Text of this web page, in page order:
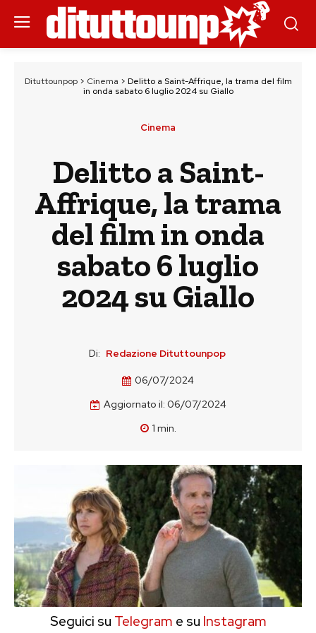
Dituttounpop> Cinema > Delitto a Saint-Affrique, la trama del film
in onda sabato 6 luglio 2024 su Giallo
Cinema
Delitto a Saint-
Affrique, la trama
del film in onda
sabato 6 luglio
2024 su Giallo
Di: Redazione Dituttounpop
06/07/2024
Aggiornato il: 06/07/2024
1 min.
Seguici su Telegram e su Instagram